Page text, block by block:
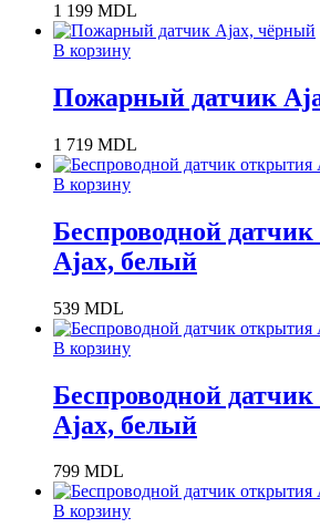
1 199 MDL
В корзину
Пожарный датчик
1 719 MDL
В корзину
Беспроводной
Ajax, белый
539 MDL
В корзину
Беспроводной
Ajax, белый
799 MDL
В корзину